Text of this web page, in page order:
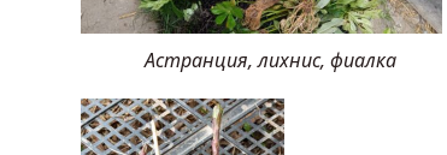
Астранция, лихнис, фиалка